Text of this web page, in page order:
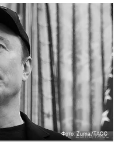
Фото: Zuma/ТАСС